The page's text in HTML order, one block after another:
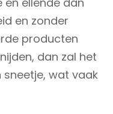
en zonder
producten
dan zal het
sneetje, wat vaak